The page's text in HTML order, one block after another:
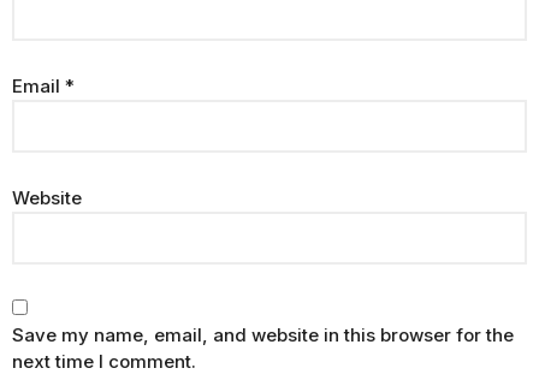
Email *
Website
Save my name, email, and website in this browser for the
next time I comment.